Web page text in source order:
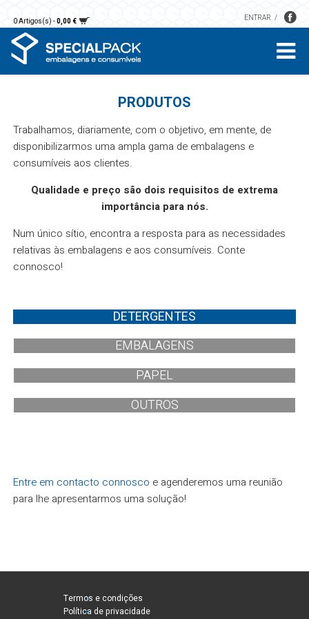
0 Artigos(s) -0,00 € ENTRAR
PRODUTOS
Trabalhamos, diariamente, com o objetivo, em mente, de
disponibilizarmos uma ampla gama de embalagens e
consumíveis aos clientes.
Qualidade e preço são dois requisitos de extrema
importância para nós.
Num único sítio, encontra a resposta para as necessidades
relativas às embalagens e aos consumíveis. Conte
connosco!
DETERGENTES
EMBALAGENS
PAPEL
OUTROS
Entre em contacto connosco e agenderemos uma reunião
para lhe apresentarmos uma solução!
Termos e condições
Política de privacidade